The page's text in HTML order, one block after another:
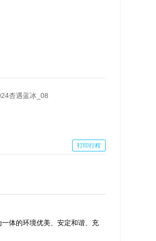
打印行程
体的环境优美、安定和谐、充